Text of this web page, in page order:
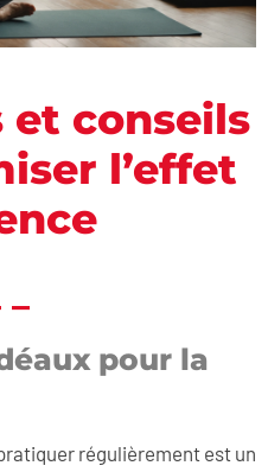
et conseils
l’effet
pour la
régulièrement est un